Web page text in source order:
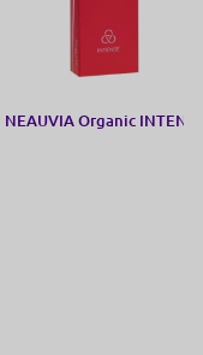
NEAUVIA Organic